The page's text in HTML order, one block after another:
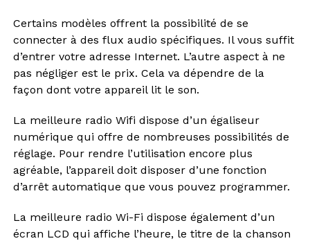
Certains modèles offrent la possibilité de se
connecter à des flux audio spécifiques. Il vous suffit
d’entrer votre adresse Internet. L’autre aspect à ne
pas négliger est le prix. Cela va dépendre de la
façon dont votre appareil lit le son.
La meilleure radio Wifi dispose d’un égaliseur
numérique qui offre de nombreuses possibilités de
réglage. Pour rendre l’utilisation encore plus
agréable, l’appareil doit disposer d’une fonction
d’arrêt automatique que vous pouvez programmer.
La meilleure radio Wi-Fi dispose également d’un
écran LCD qui affiche l’heure, le titre de la chanson